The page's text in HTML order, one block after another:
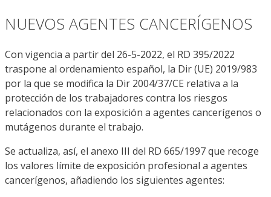
NUEVOS AGENTES CANCERÍGENOS
Con vigencia a partir del 26-5-2022, el RD 395/2022
traspone al ordenamiento español, la Dir (UE) 2019/983
por la que se modifica la Dir 2004/37/CE relativa a la
protección de los trabajadores contra los riesgos
relacionados con la exposición a agentes cancerígenos o
mutágenos durante el trabajo.
Se actualiza, así, el anexo III del RD 665/1997 que recoge
los valores límite de exposición profesional a agentes
cancerígenos, añadiendo los siguientes agentes: